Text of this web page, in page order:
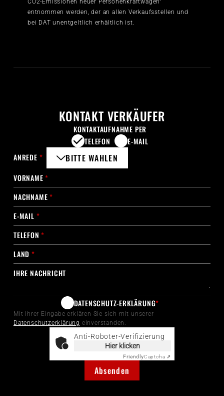
Optikpaket schwarz
CO2-Emissionen neuer Personenkraftwagen"
entnommen werden, der an allen Verkaufsstellen und
bei DAT unentgeltlich erhältlich ist.
KONTAKT VERKÄUFER
KONTAKTAUFNAHME PER
TELEFON
E-MAIL
ANREDE * BITTE WÄHLEN
VORNAME*
NACHNAME*
E-MAIL *
TELEFON*
LAND *
IHRE NACHRICHT
DATENSCHUTZ-ERKLÄRUNG*
Mit Ihrer Eingabe erklären Sie sich mit unserer
Datenschutzerklärung einverstanden.
Anti-Roboter-Verifizierung
Hier klicken
FriendlyCaptcha ⇗
Absenden